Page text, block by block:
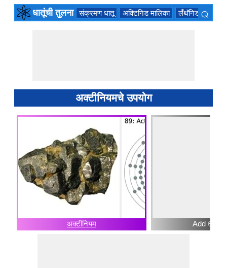
धातूंची तुलना संक्रमण धातू अक्टिनिड मालिका लँथॅनिड मालिका
⌕
अक्‍टीनियमचे उपयोग
अक्‍टीनियम Add ⊕